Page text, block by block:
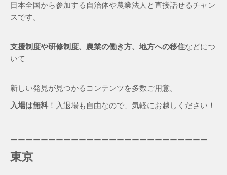
日本全国から参加する自治体や農業法人と直接話せるチャン
スです。
支援制度や研修制度、農業の働き方、地方への移住などにつ
いて
新しい発見が見つかるコンテンツを多数ご用意。
入場は無料 ！入退場も自由なので、気軽にお越しください！
ーーーーーーーーーーーーーーーーーーーーーーーーーー
東京